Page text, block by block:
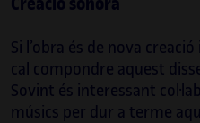
Creació sonora
Si l’obra és de nova
cal compondre aquest
Sovint és interessant
músics per dur a terme